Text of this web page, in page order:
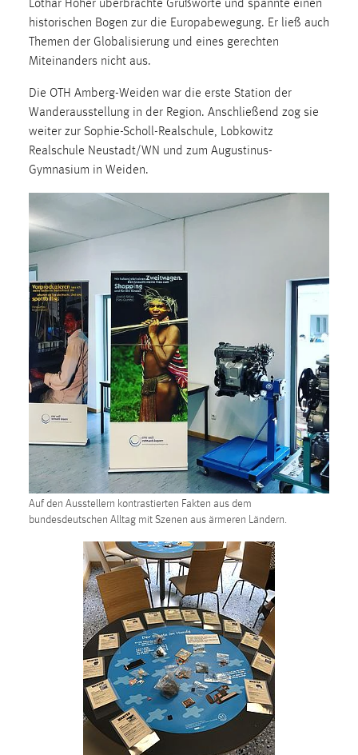
Lothar Höher überbrachte Grußworte und spannte einen
historischen Bogen zur die Europabewegung. Er ließ auch
Themen der Globalisierung und eines gerechten
Miteinanders nicht aus.
Die OTH Amberg-Weiden war die erste Station der
Wanderausstellung in der Region. Anschließend zog sie
weiter zur Sophie-Scholl-Realschule, Lobkowitz
Realschule Neustadt/WN und zum Augustinus-
Gymnasium in Weiden.
Auf den Ausstellern kontrastierten Fakten aus dem
bundesdeutschen Alltag mit Szenen aus ärmeren Ländern.
Zweck:
Dieser Cookie ist notwendig um sich an der Website
einloggen zu können.
24 Stunden
STATISTIK
Diese Informationen helfen uns zu verstehen, wie
unsere Besucher unsere Website nutzen.
Name:
_pk_ref, _pk_cvar, _pk_id, _pk_ses
Zweck:
Zugriffsstatistik
Cookie Laufzeit:
Max. 13 Monate
MARKETING
Marketing Cookies werden von Drittanbietern
verwendet, um personalisierte Werbung anzuzeigen.
hinweg verfolgen.
Google Ads
Name:
_gcl_au
Anbieter:
Google Ireland Limited
Zweck:
Conversion-Tracking